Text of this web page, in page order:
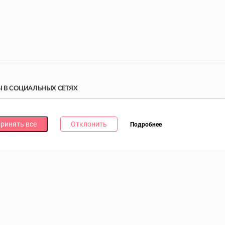
все Отклонить Подробнее
В СОЦИАЛЬНЫХ СЕТЯХ
за каждую!